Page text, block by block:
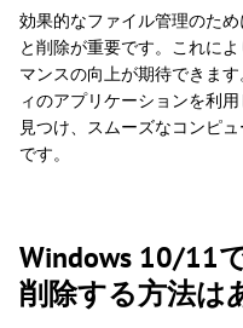
効果的なファイル管理のた
と削除が重要です。これに
マンスの向上が期待できま
ィのアプリケーションを利
見つけ、スムーズなコンピ
です。
Windows 10/11
削除する方法は